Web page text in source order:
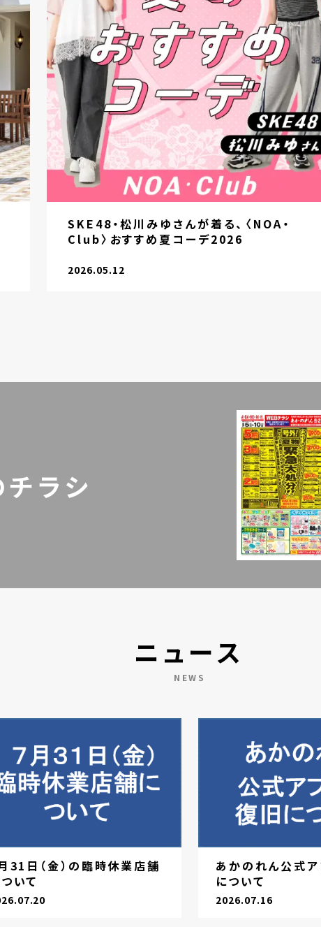
SKE48・松川みゆさんが着る、〈NOA・
Club〉おすすめ夏コーデ2026
2026.05.12
ラシ
ニュース
NEWS
31日（金）の臨時休業店舗
いて
あかのれん公式
について
2026.07.16